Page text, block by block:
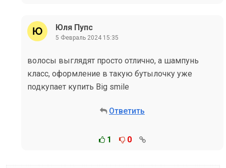
Юля Пупс
5 Февраль 2024 15:35
волосы выглядят просто отлично, а шампунь
класс, оформление в такую бутылочку уже
подкупает купить Big smile
Ответить
1 0